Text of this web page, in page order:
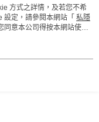
方式之詳情，及若您不希
設定，請參閱本網站「 私隱
同意本公司得按本網站使用